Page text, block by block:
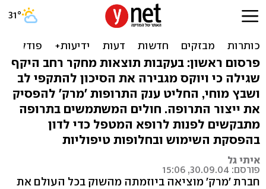
חודש אחרי התרעת ה-FDA:
'ויוקס' יורד מהמדפים
פרסום ראשון: בעקבות תוצאות מחקר רחב היקף
שגילה כי ויוקס מגבירה את הסיכון להתקפי לב
ושבץ מוחי, החליט ענק התרופות 'מרק' להפסיק
את ייצור התרופה. חולים המשתמשים בתרופה
מתבקשים לפנות לרופא המטפל כדי לדון
בהפסקת השימוש ובחלופות טיפוליות
איתי גל
פורסם: 30.09.04, 15:06
חברת 'מרק' מוציאה ביוזמתה מהשוק בכל העולם את